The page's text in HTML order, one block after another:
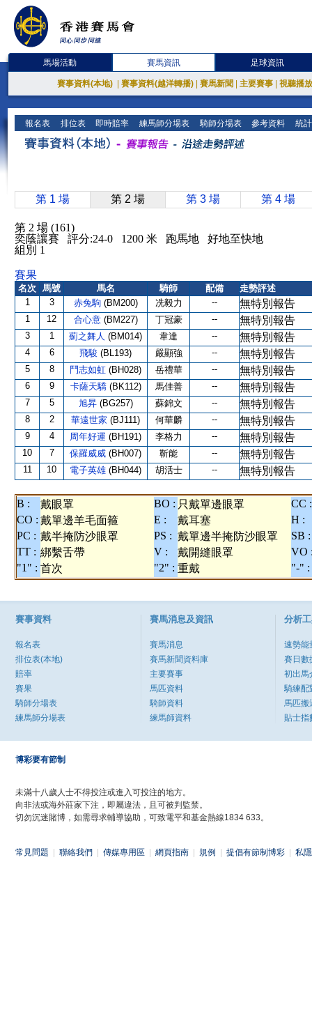
馬場活動 賽馬資訊 足球資訊
賽事資料(本地) 賽事資料(越洋轉播) 賽馬新聞 主要賽事 視聽播
報名表 排位表 即時賠率 練馬師分場表 騎師分場表 參考資料 統
第 1 場 第 2 場 第 3 場 第 4 場
第 2 場 (161)
奕蔭讓賽 評分:24-0 1200 米 跑馬地 好地至快地
組別 1
賽果
名次 馬號 馬名 騎師 配備
走勢評述
1
3 赤兔駒 (BM200) 冼毅力 -- 無特別報告
1 12 合心意 (BM227) 丁冠豪 -- 無特別報告
3 1 薊之舞人 (BM014) 韋達 -- 無特別報告
4 6 飛駿 (BL193) 嚴顯強 -- 無特別報告
5 8 鬥志如虹 (BH028) 岳禮華 -- 無特別報告
6 9 卡薩天驕 (BK112) 馬佳善 -- 無特別報告
7 5 旭昇 (BG257) 蘇錦文 -- 無特別報告
8 2 華遠世家 (BJ111) 何華麟 -- 無特別報告
9 4 周年好運 (BH191) 李格力 -- 無特別報告
10 7 保羅威威 (BH007) 靳能 -- 無特別報告
11 10 電子英雄 (BH044) 胡活士 -- 無特別報告
B : 戴眼罩 BO : 只戴單邊眼罩
CC :
CO : 戴單邊羊毛面箍 E : 戴耳塞
H :
PC : 戴半掩防沙眼罩 PS : 戴單邊半掩防沙眼罩
SB :
TT : 綁繫舌帶 V : 戴開縫眼罩
VO
"1" : 首次 "2" : 重戴 "-" :
賽事資料
報名表
排位表(本地)
賠率
賽果
騎師分場表
練馬師分場表
賽馬消息及資訊
賽馬消息
賽馬新聞資料庫
主要賽事
馬匹資料
騎師資料
練馬師資料
分析
速勢能
賽日數
初出馬
騎練配
馬匹搬
貼士指
博彩要有節制
未滿十八歲人士不得投注或進入可投注的地方。
向非法或海外莊家下注，即屬違法，且可被判監禁。
切勿沉迷賭博，如需尋求輔導協助，可致電平和基金熱線1834 633。
常見問題 聯絡我們 傳媒專用區 網頁指南 規例 提倡有節制博彩 私